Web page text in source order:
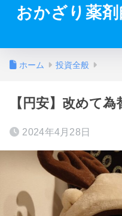
おかざり薬
ホーム 投資全般
【円安】改めて
2024年4月28日